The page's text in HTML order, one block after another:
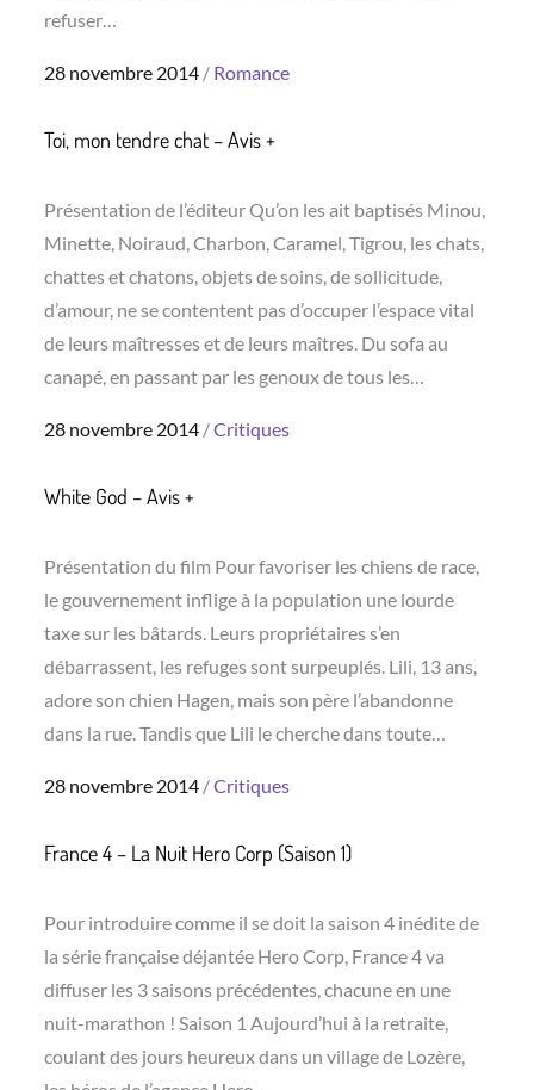
refuser…
Posted
28 novembre 2014 Romance
Toi, mon tendre chat – Avis +
Présentation de l’éditeur Qu’on les ait baptisés Minou,
Minette, Noiraud, Charbon, Caramel, Tigrou, les chats,
chattes et chatons, objets de soins, de sollicitude,
d’amour, ne se contentent pas d’occuper l’espace vital
de leurs maîtresses et de leurs maîtres. Du sofa au
canapé, en passant par les genoux de tous les…
Posted
28 novembre 2014 Critiques
White God – Avis +
Présentation du film Pour favoriser les chiens de race,
le gouvernement inflige à la population une lourde
taxe sur les bâtards. Leurs propriétaires s’en
débarrassent, les refuges sont surpeuplés. Lili, 13 ans,
adore son chien Hagen, mais son père l’abandonne
dans la rue. Tandis que Lili le cherche dans toute…
Posted
28 novembre 2014 Critiques
France 4 – La Nuit Hero Corp (Saison 1)
Pour introduire comme il se doit la saison 4 inédite de
la série française déjantée Hero Corp, France 4 va
diffuser les 3 saisons précédentes, chacune en une
nuit-marathon ! Saison 1 Aujourd’hui à la retraite,
coulant des jours heureux dans un village de Lozère,